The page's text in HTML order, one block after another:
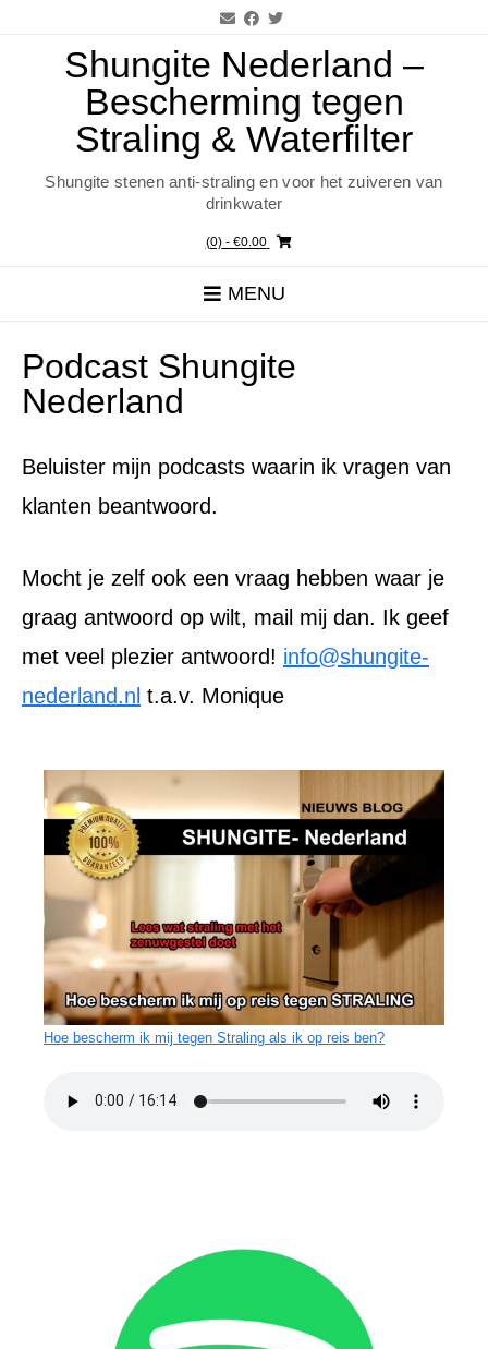
Shungite Nederland –
Bescherming tegen
Straling & Waterfilter
Shungite stenen anti-straling en voor het zuiveren van
drinkwater
(0)- €0.00
MENU
Podcast Shungite
Nederland
Beluister mijn podcasts waarin ik vragen van
klanten beantwoord.
Mocht je zelf ook een vraag hebben waar je
graag antwoord op wilt, mail mij dan. Ik geef
met veel plezier antwoord! info@shungite-
nederland.nl t.a.v. Monique
Hoe bescherm ik mij tegen Straling als ik op reis ben?